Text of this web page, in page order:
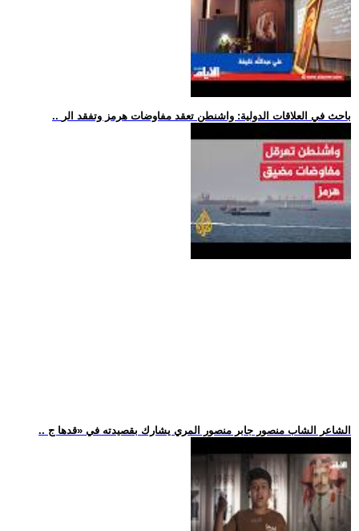
.. باحث في العلاقات الدولية: واشنطن تعقد مفاوضات هرمز وتفقد الر
.. الشاعر الشاب منصور جابر منصور المري يشارك بقصيدته في «قدها ج